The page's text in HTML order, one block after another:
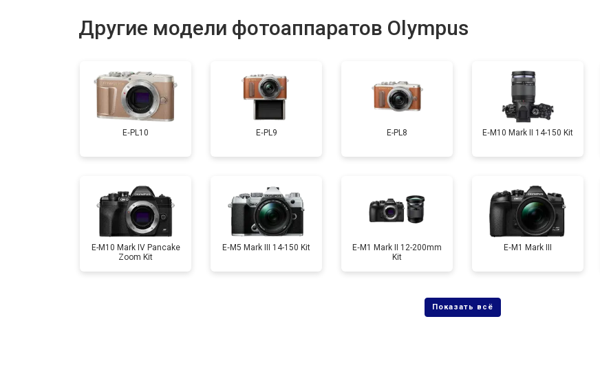
Замена затвора от 50 мин
Чистка матрицы от 90 мин
Другие модели фотоаппаратов Olympus
E‑PL10 E‑PL9 E-PL8 E‑M10 Mark II 14-150 Kit
E-M10 Mark IV Pancake
Zoom Kit
E‑M5 Mark III 14-150 Kit
E‑M1 Mark II 12-200mm
Kit
E‑M1 Mark III